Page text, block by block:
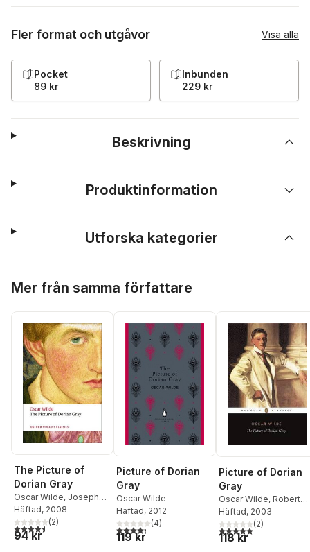
Fler format och utgåvor Visa alla
Pocket
89 kr
Inbunden
229 kr
Beskrivning
Produktinformation
Utforska kategorier
Mer från samma författare
The Picture of
Dorian Gray
Oscar Wilde, Joseph
Bristow
Häftad, 2008
4,5utav 5 stjärnor. Totalt antal röster:
(2)
94 kr
Picture of Dorian
Gray
Oscar Wilde
Häftad, 2012
4,3utav 5 stjärnor. Totalt antal röster:
(4)
119 kr
Picture of Dorian
Gray
Oscar Wilde, Robert
Mighall
Häftad, 2003
5,0utav 5 stjärnor.
(2)
118 kr